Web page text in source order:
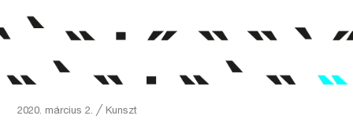
2020. március 2.╱ Kunszt